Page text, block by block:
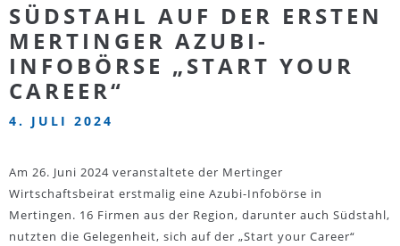
SÜDSTAHL AUF DER ERSTEN
MERTINGER AZUBI-
INFOBÖRSE „START YOUR
CAREER“
4. JULI 2024
Am 26. Juni 2024 veranstaltete der Mertinger
Wirtschaftsbeirat erstmalig eine Azubi-Infobörse in
Mertingen. 16 Firmen aus der Region, darunter auch Südstahl,
nutzten die Gelegenheit, sich auf der „Start your Career“